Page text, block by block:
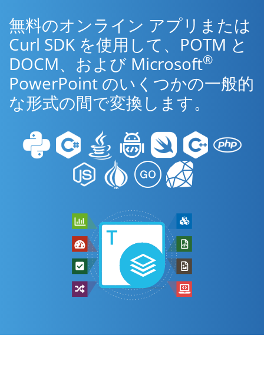
無料のオンライン アプリまたは
Curl SDK を使用して、POTM と
DOCM、および Microsoft®
PowerPoint のいくつかの一般的
な形式の間で変換します。